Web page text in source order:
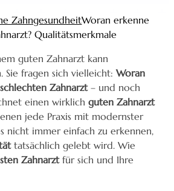
ZahngesundheitWoran erkenne
Qualitätsmerkmale
guten Zahnarzt kann
Sie fragen sich vielleicht:Woran
Zahnarzt– und noch
einen wirklichguten Zahnarzt
jede Praxis mit modernster
nicht immer einfach zu erkennen,
tatsächlich gelebt wird. Wie
Zahnarztfür sich und Ihre